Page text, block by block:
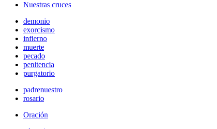
Nuestras cruces
demonio
exorcismo
infierno
muerte
pecado
penitencia
purgatorio
padrenuestro
rosario
Oración